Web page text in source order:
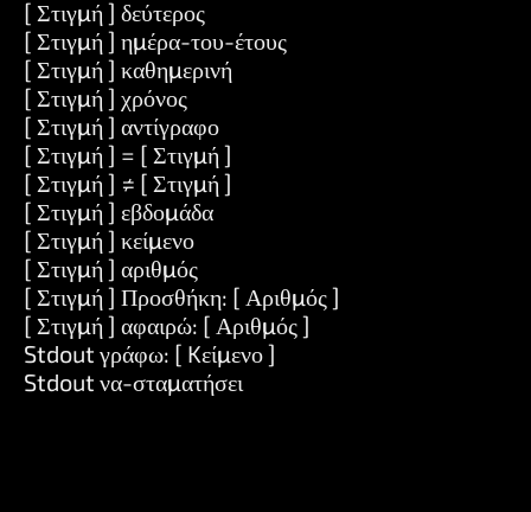
[ Στιγμή ] δεύτερος
[ Στιγμή ] ημέρα-του-έτους
[ Στιγμή ] καθημερινή
[ Στιγμή ] χρόνος
[ Στιγμή ] αντίγραφο
[ Στιγμή ] = [ Στιγμή ]
[ Στιγμή ] ≠ [ Στιγμή ]
[ Στιγμή ] εβδομάδα
[ Στιγμή ] κείμενο
[ Στιγμή ] αριθμός
[ Στιγμή ] Προσθήκη: [ Αριθμός ]
[ Στιγμή ] αφαιρώ: [ Αριθμός ]
Stdout γράφω: [ Kείμενο ]
Stdout να-σταματήσει